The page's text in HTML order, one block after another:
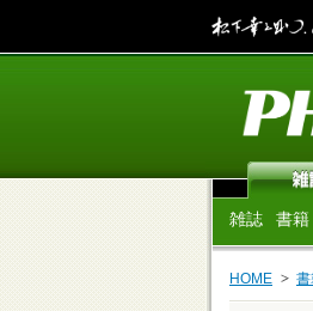
雑誌 書籍
HOME